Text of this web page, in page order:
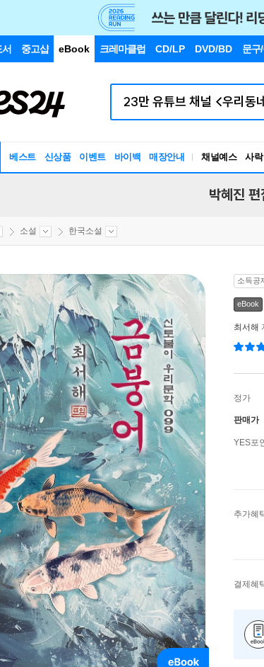
중고샵 eBook 크레마클럽 CD/LP DVD/BD 문구
베스트 신상품 이벤트 바이백 매장안내 채널예스 사락
박혜진
소설 한국소설
소득공
eBook
최서해
정가
판매가
YES포
추가혜
결제혜